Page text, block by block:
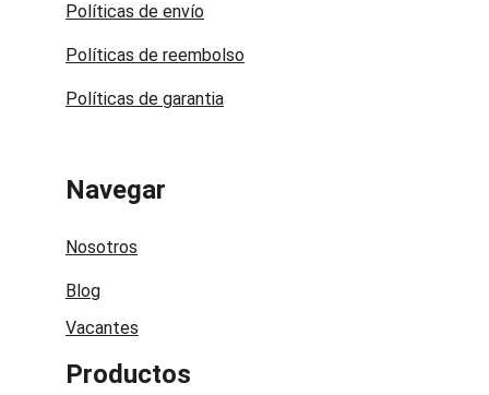
Políticas de envío
Navegar
Nosotros
Blog
Vacantes
Productos
Políticas de reembolso
Políticas de garantia